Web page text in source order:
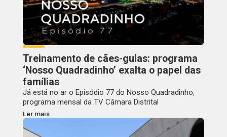
Treinamento de cães-guias: programa
‘Nosso Quadradinho’ exalta o papel das
famílias
Já está no ar o Episódio 77 do Nosso Quadradinho,
programa mensal da TV Câmara Distrital
Ler mais